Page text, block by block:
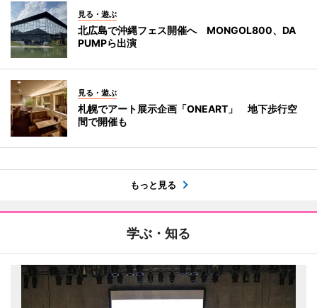
見る・遊ぶ
北広島で沖縄フェス開催へ MONGOL800、DA
PUMPら出演
見る・遊ぶ
札幌でアート展示企画「ONEART」 地下歩行空
間で開催も
もっと見る
学ぶ・知る